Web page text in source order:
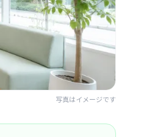
写真はイメージです